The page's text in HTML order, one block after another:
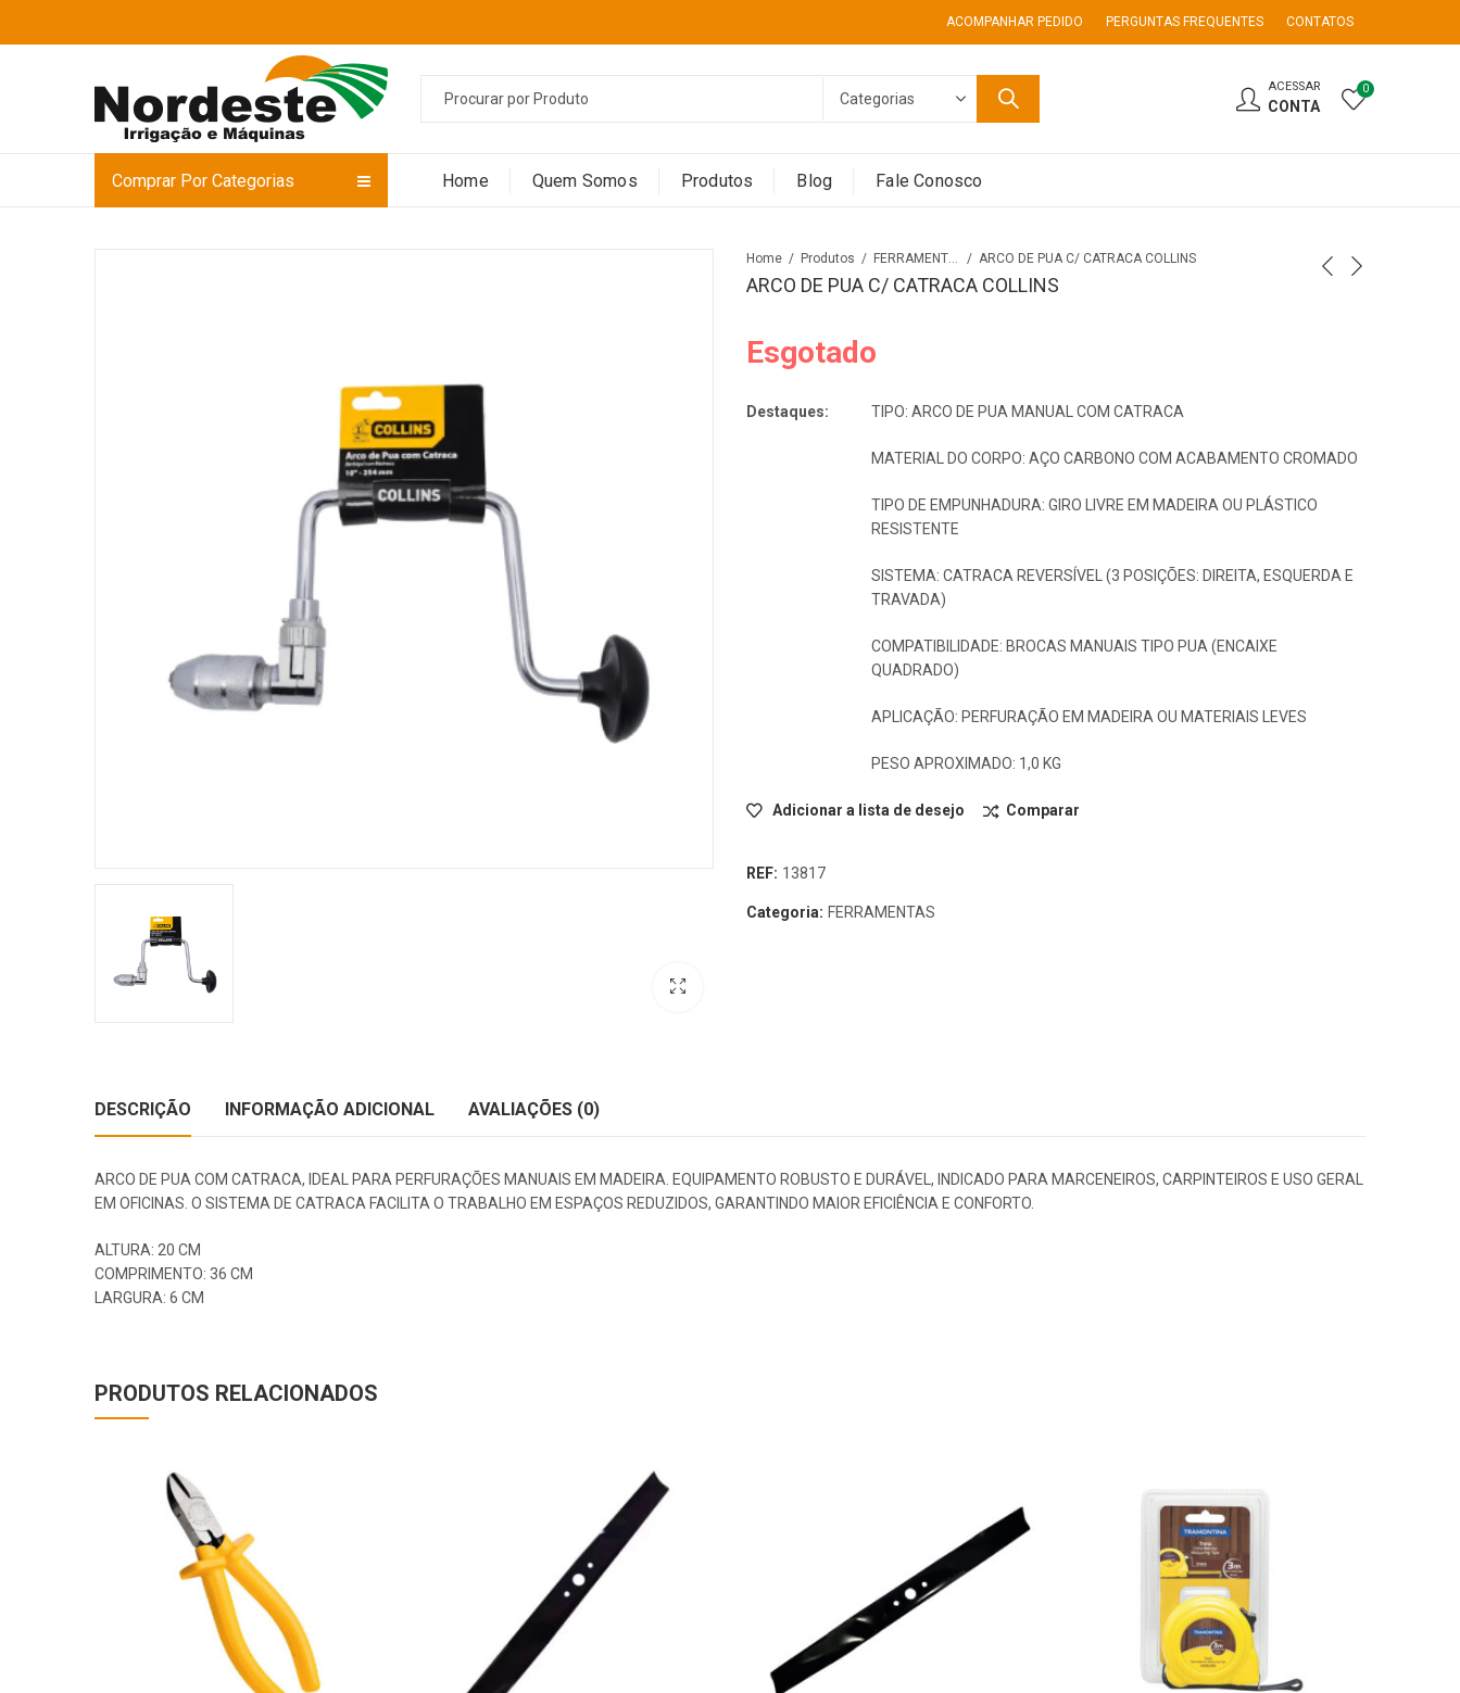
ACOMPANHAR PEDIDO PERGUNTAS FREQUENTES CONTATOS
ACESSAR
CONTA
0
Comprar Por Categorias Home Quem Somos Produtos Blog Fale Conosco
Home Produtos FERRAMENTAS ARCO DE PUA C/ CATRACA COLLINS
ARCO DE PUA C/ CATRACA COLLINS
Esgotado
Destaques: TIPO: ARCO DE PUA MANUAL COM CATRACA
MATERIAL DO CORPO: AÇO CARBONO COM ACABAMENTO CROMADO
TIPO DE EMPUNHADURA: GIRO LIVRE EM MADEIRA OU PLÁSTICO
RESISTENTE
SISTEMA: CATRACA REVERSÍVEL (3 POSIÇÕES: DIREITA, ESQUERDA E
TRAVADA)
COMPATIBILIDADE: BROCAS MANUAIS TIPO PUA (ENCAIXE
QUADRADO)
APLICAÇÃO: PERFURAÇÃO EM MADEIRA OU MATERIAIS LEVES
PESO APROXIMADO: 1,0 KG
Adicionar a lista de desejo Comparar
REF: 13817
Categoria: FERRAMENTAS
DESCRIÇÃO INFORMAÇÃO ADICIONAL AVALIAÇÕES (0)
ARCO DE PUA COM CATRACA, IDEAL PARA PERFURAÇÕES MANUAIS EM MADEIRA. EQUIPAMENTO ROBUSTO E DURÁVEL, INDICADO PARA MARCENEIROS, CARPINTEIROS E USO GERAL
EM OFICINAS. O SISTEMA DE CATRACA FACILITA O TRABALHO EM ESPAÇOS REDUZIDOS, GARANTINDO MAIOR EFICIÊNCIA E CONFORTO.
ALTURA: 20 CM
COMPRIMENTO: 36 CM
LARGURA: 6 CM
PRODUTOS RELACIONADOS